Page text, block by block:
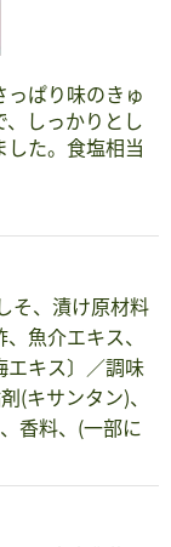
ぱり味のきゅ
しっかりとし
た。食塩相当
そ、漬け原材料
魚介エキス、
エキス〕／調味
(キサンタン)、
香料、(一部に